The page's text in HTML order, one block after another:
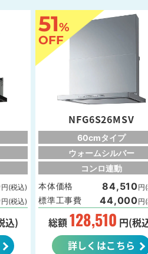
円(税込)
円(税込)
込)
51%
OFF
NFG6S26MSV
60cmタイプ
ウォームシルバー
コンロ連動
本体価格
84,510円
標準工事費 44,000円
総額128,510 円(税
詳しくはこちら